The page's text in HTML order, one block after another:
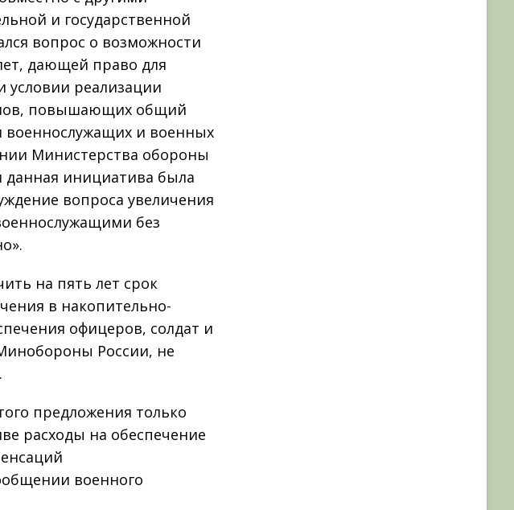
и государственной
вопрос о возможности
дающей право для
условии реализации
повышающих общий
и военных
Министерства обороны
инициатива была
вопроса увеличения
без
на пять лет срок
в накопительно-
офицеров, солдат и
России, не
предложения только
расходы на обеспечение
военного